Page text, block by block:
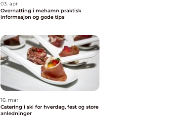
03. apr
Overnatting i mehamn praktisk
informasjon og gode tips
16. mar
Catering i ski for hverdag, fest og store
anledninger